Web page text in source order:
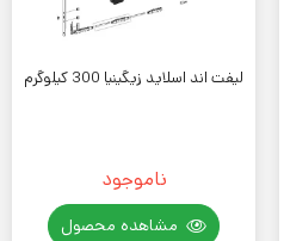
لیفت اند اسلاید زیگینیا 300 کیلوگرم
ناموجود
مشاهده محصول